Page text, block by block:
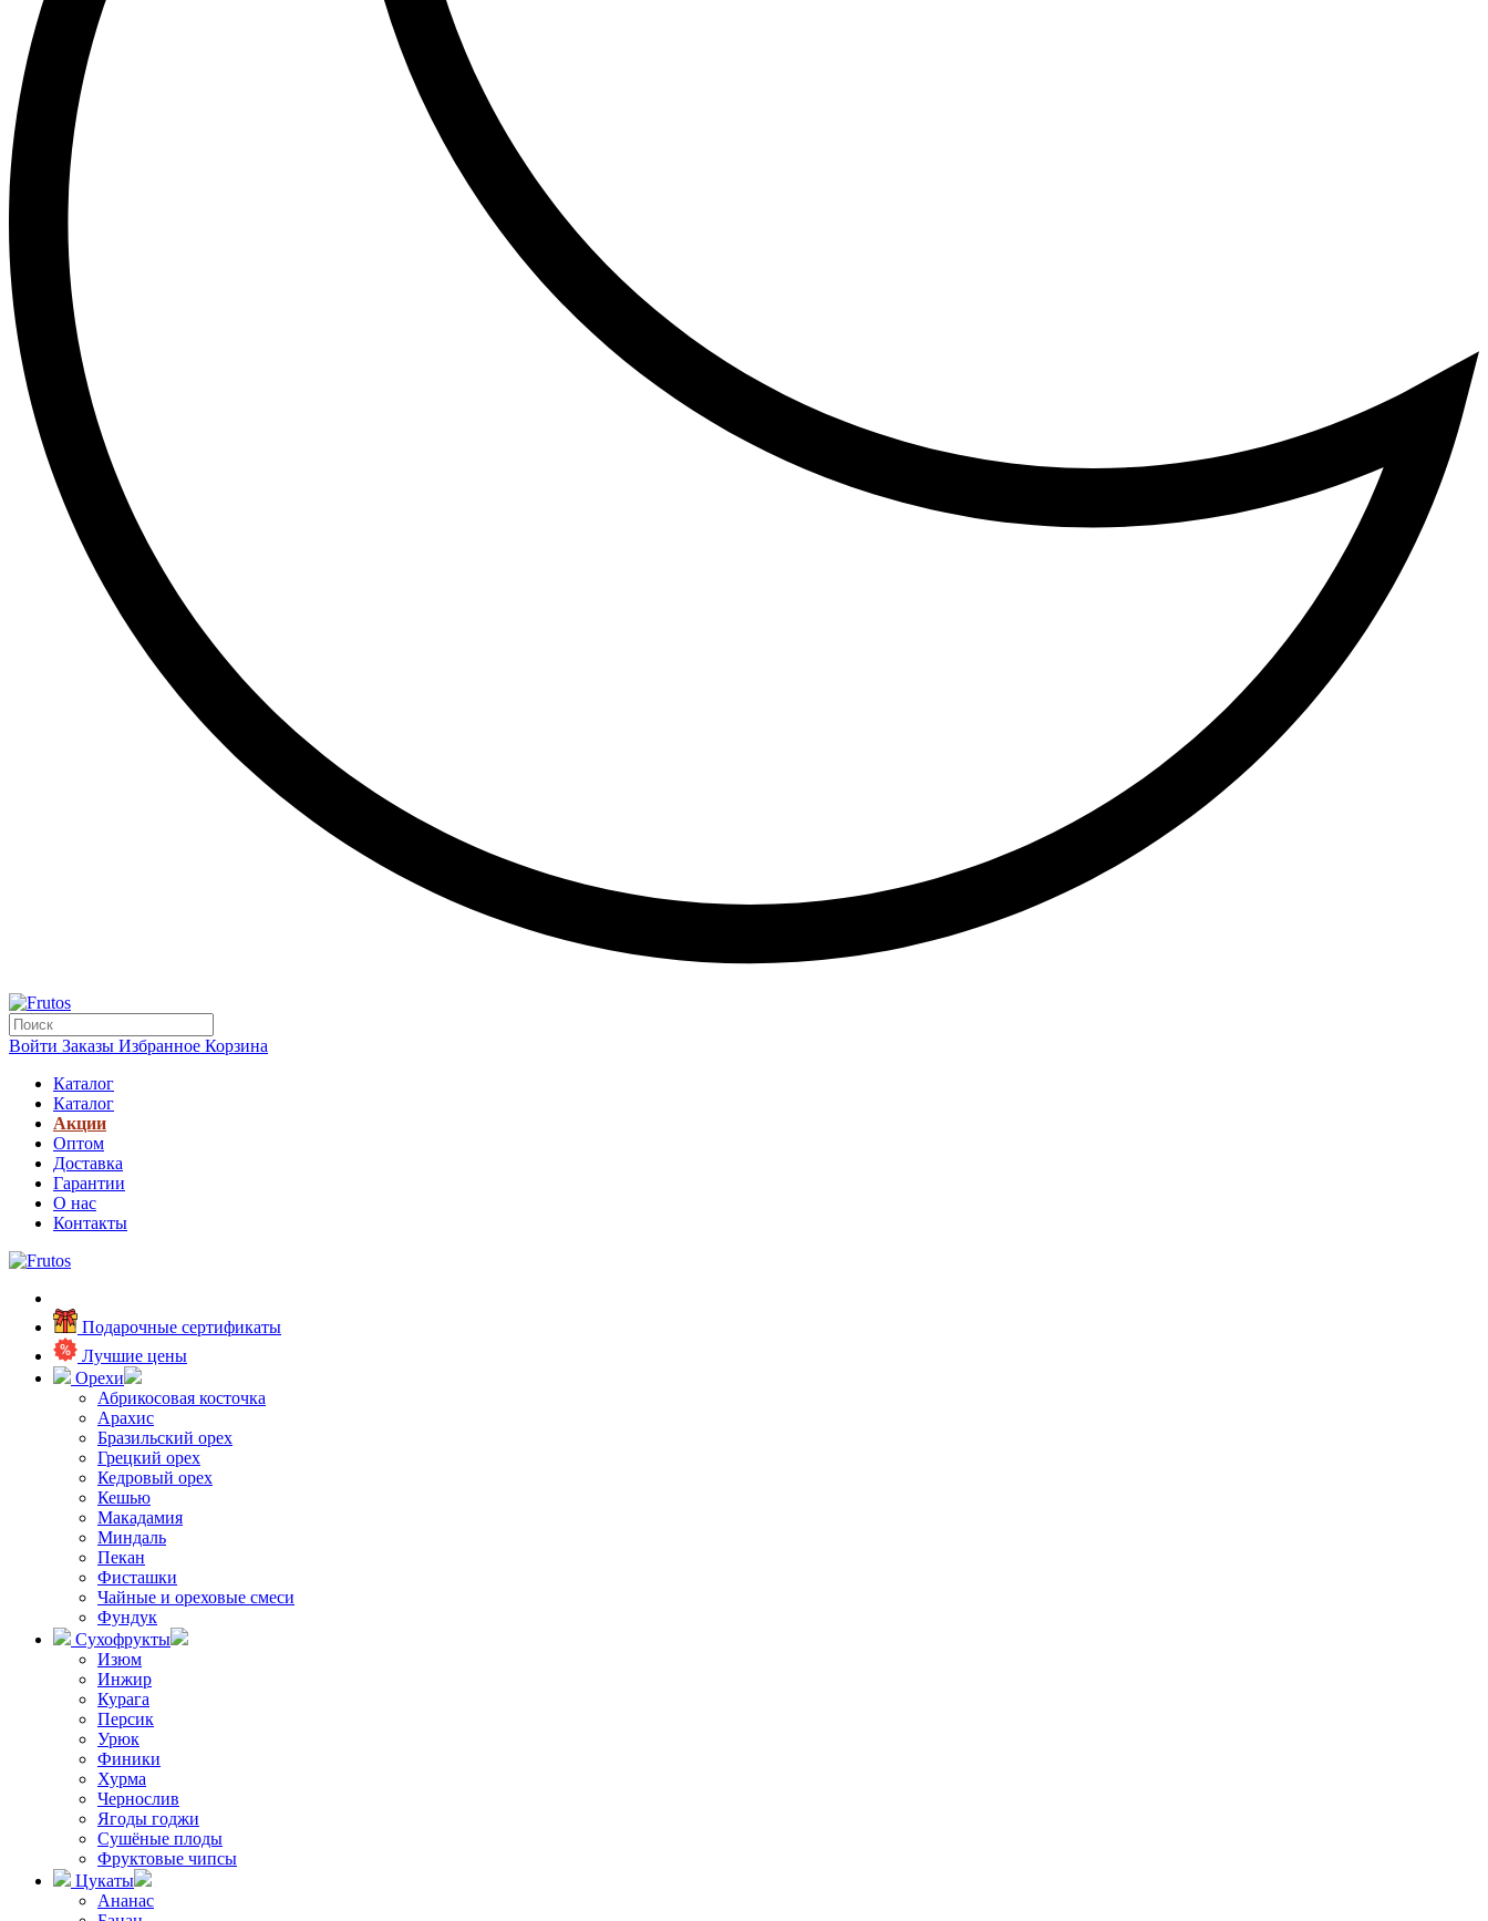
Войти Заказы Избранное Корзина
Каталог
Каталог
Акции
Оптом
Доставка
Гарантии
О нас
Контакты
Подарочные сертификаты
Лучшие цены
Орехи
Абрикосовая косточка
Арахис
Бразильский орех
Грецкий орех
Кедровый орех
Кешью
Макадамия
Миндаль
Пекан
Фисташки
Чайные и ореховые смеси
Фундук
Сухофрукты
Изюм
Инжир
Курага
Персик
Урюк
Финики
Хурма
Чернослив
Ягоды годжи
Сушёные плоды
Фруктовые чипсы
Цукаты
Ананас